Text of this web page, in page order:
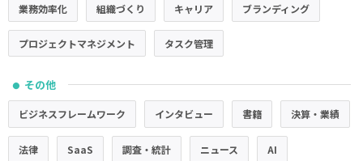
業務効率化 組織づくり キャリア ブランディング
プロジェクトマネジメント タスク管理
● その他
ビジネスフレームワーク インタビュー 書籍 決算・業績
法律 SaaS 調査・統計 ニュース AI